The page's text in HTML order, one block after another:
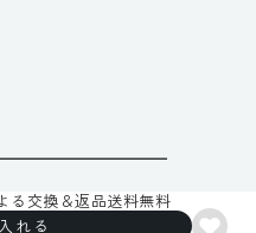
る交換＆返品送料無料
れる